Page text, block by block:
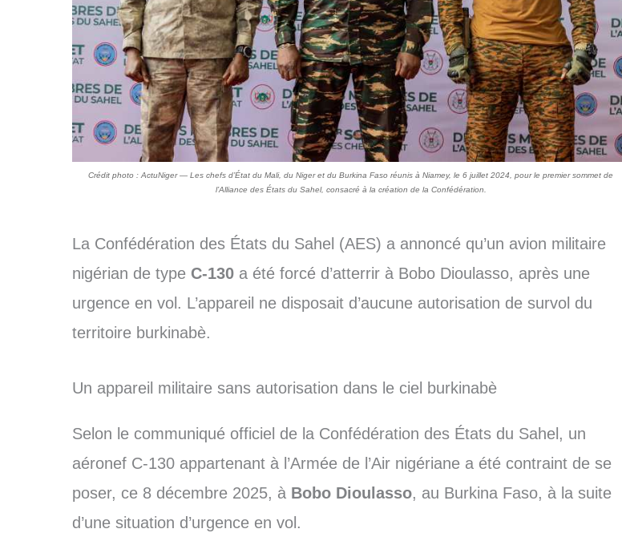
Crédit photo : ActuNiger — Les chefs d’État du Mali, du Niger et du Burkina Faso réunis à Niamey, le 6 juillet 2024, pour le premier sommet de
l’Alliance des États du Sahel, consacré à la création de la Confédération.
La Confédération des États du Sahel (AES) a annoncé qu’un avion militaire
nigérian de type C-130a été forcé d’atterrir à Bobo Dioulasso, après une
urgence en vol. L’appareil ne disposait d’aucune autorisation de survol du
territoire burkinabè.
Un appareil militaire sans autorisation dans le ciel burkinabè
Selon le communiqué officiel de la Confédération des États du Sahel, un
aéronef C-130 appartenant à l’Armée de l’Air nigériane a été contraint de se
poser, ce 8 décembre 2025, à Bobo Dioulasso, au Burkina Faso, à la suite
d’une situation d’urgence en vol.